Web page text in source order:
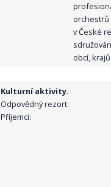
orchestrů
v České
obcí,
Kulturní aktivity.
Odpovědný rezort:
Příjemci: